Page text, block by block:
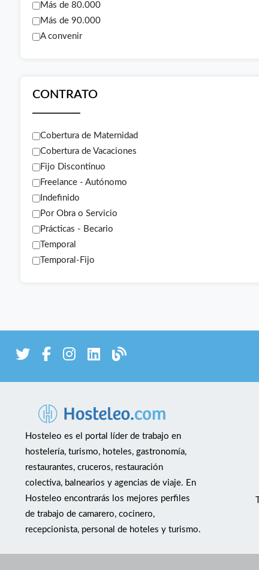
Más de 80.000
Más de 90.000
A convenir
CONTRATO
Cobertura de Maternidad
Cobertura de Vacaciones
Fijo Discontinuo
Freelance - Autónomo
Indefinido
Por Obra o Servicio
Prácticas - Becario
Temporal
Temporal-Fijo
Hosteleo es el portal líder de trabajo en
hostelería, turismo, hoteles, gastronomía,
restaurantes, cruceros, restauración
colectiva, balnearios y agencias de viaje. En
Hosteleo encontrarás los mejores perfiles
de trabajo de camarero, cocinero,
recepcionista, personal de hoteles y turismo.